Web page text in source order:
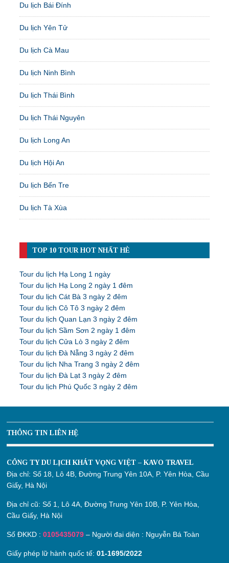
Du lịch Bái Đính
Du lịch Yên Tử
Du lịch Cà Mau
Du lịch Ninh Bình
Du lịch Thái Bình
Du lịch Thái Nguyên
Du lịch Long An
Du lịch Hội An
Du lịch Bến Tre
Du lịch Tà Xùa
TOP 10 TOUR HOT NHẤT HÈ
Tour du lịch Hạ Long 1 ngày
Tour du lịch Hạ Long 2 ngày 1 đêm
Tour du lịch Cát Bà 3 ngày 2 đêm
Tour du lịch Cô Tô 3 ngày 2 đêm
Tour du lịch Quan Lạn 3 ngày 2 đêm
Tour du lịch Sầm Sơn 2 ngày 1 đêm
Tour du lịch Cửa Lò 3 ngày 2 đêm
Tour du lịch Đà Nẵng 3 ngày 2 đêm
Tour du lịch Nha Trang 3 ngày 2 đêm
Tour du lịch Đà Lạt 3 ngày 2 đêm
Tour du lịch Phú Quốc 3 ngày 2 đêm
THÔNG TIN LIÊN HỆ
CÔNG TY DU LỊCH KHÁT VỌNG VIỆT – KAVO TRAVEL
Địa chỉ:Số 18, Lô 4B, Đường Trung Yên 10A, P. Yên Hòa, Cầu
Giấy, Hà Nội
Địa chỉ cũ:Số 1, Lô 4A, Đường Trung Yên 10B, P. Yên Hòa,
Cầu Giấy, Hà Nội
Số ĐKKD :0105435079 – Người đại diện : Nguyễn Bá Toàn
Giấy phép lữ hành quốc tế:01-1695/2022